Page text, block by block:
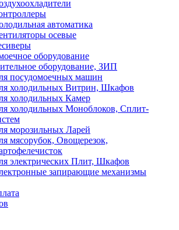
автоматика
осевые
оборудование
оборудование, ЗИП
посудомоечных машин
холодильных Витрин, Шкафов
холодильных Камер
холодильных Моноблоков, Сплит-
морозильных Ларей
мясорубок, Овощерезок,
электрических Плит, Шкафов
запирающие механизмы